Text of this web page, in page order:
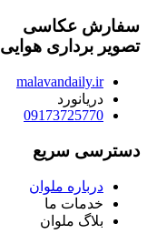
سفارش عکاسی
تصویر برداری هوایی
malavandaily.ir
دریانورد
09173725770
دسترسی سریع
درباره ملوان
خدمات ما
بلاگ ملوان